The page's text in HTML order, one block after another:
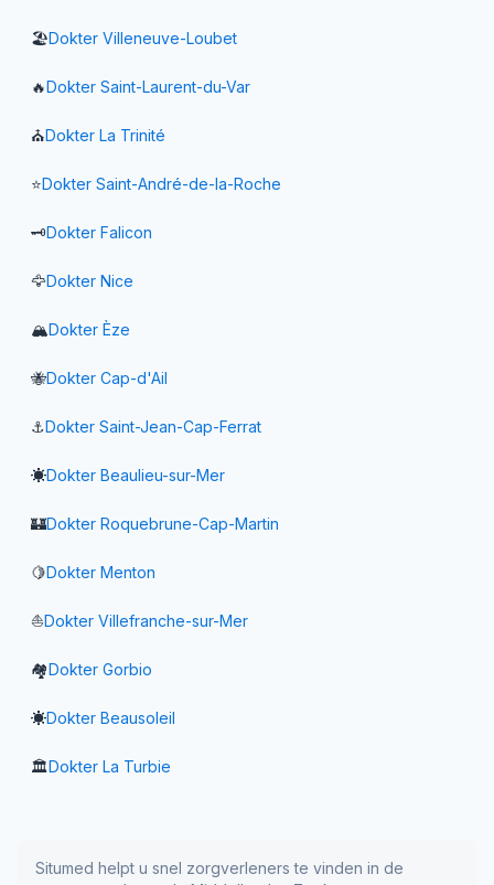
🏖️Dokter Villeneuve-Loubet
🔥Dokter Saint-Laurent-du-Var
⛪Dokter La Trinité
⭐Dokter Saint-André-de-la-Roche
🗝️Dokter Falicon
🦅Dokter Nice
🏔️Dokter Èze
🐝Dokter Cap-d'Ail
⚓Dokter Saint-Jean-Cap-Ferrat
☀️Dokter Beaulieu-sur-Mer
🏰Dokter Roquebrune-Cap-Martin
🍋Dokter Menton
⛵Dokter Villefranche-sur-Mer
🏘️Dokter Gorbio
☀️Dokter Beausoleil
🏛️Dokter La Turbie
Situmed helpt u snel zorgverleners te vinden in de